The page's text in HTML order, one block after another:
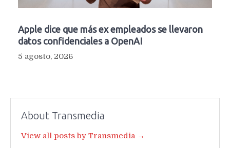
Apple dice que más ex empleados se llevaron
datos confidenciales a OpenAI
5 agosto, 2026
About Transmedia
View all posts by Transmedia →